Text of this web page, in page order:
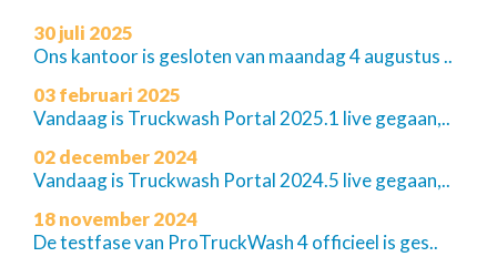
30 juli 2025
Ons kantoor is gesloten van maandag 4 augustus ..
03 februari 2025
Vandaag is Truckwash Portal 2025.1 live gegaan,..
02 december 2024
Vandaag is Truckwash Portal 2024.5 live gegaan,..
18 november 2024
De testfase van ProTruckWash 4 officieel is ges..